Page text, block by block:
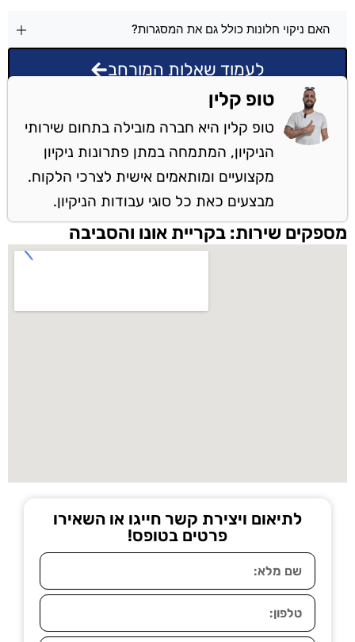
האם ניקוי חלונות כולל גם את המסגרות?
לעמוד שאלות המורחב
טופ קלין
טופ קלין היא חברה מובילה בתחום שירותי
הניקיון, המתמחה במתן פתרונות ניקיון
מקצועיים ומותאמים אישית לצרכי הלקוח.
מבצעים כאת כל סוגי עבודות הניקיון.
מספקים שירות: בקריית אונו והסביבה
לתיאום ויצירת קשר חייגו או השאירו
פרטים בטופס!